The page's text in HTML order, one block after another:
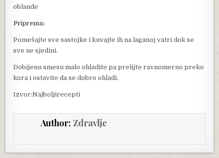
oblande
Priprema:
Pomešajte sve sastojke i kuvajte ih na laganoj vatri dok se
sve ne sjedini.
Dobijenu smesu malo ohladite pa prelijte ravnomerno preko
kora i ostavite da se dobro ohladi.
Izvor:Najboljirecepti
Author: Zdravlje